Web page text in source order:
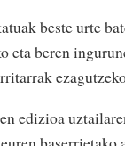
beste urte
eta beren
edizioa